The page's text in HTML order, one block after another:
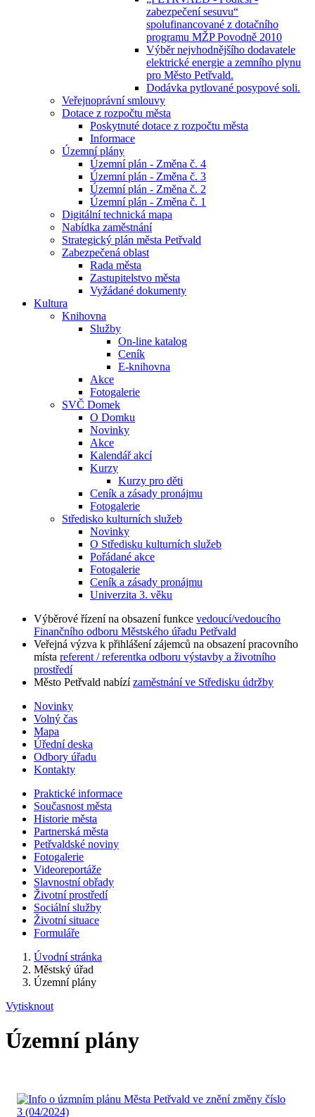
zabezpečení sesuvu“
spolufinancované z dotačního
programu MŽP Povodně 2010
Výběr nejvhodnějšího dodavatele
elektrické energie a zemního plynu
pro Město Petřvald.
Dodávka pytlované posypové soli.
Veřejnoprávní smlouvy
Dotace z rozpočtu města
Poskytnuté dotace z rozpočtu města
Informace
Územní plány
Územní plán - Změna č. 4
Územní plán - Změna č. 3
Územní plán - Změna č. 2
Územní plán - Změna č. 1
Digitální technická mapa
Nabídka zaměstnání
Strategický plán města Petřvald
Zabezpečená oblast
Rada města
Zastupitelstvo města
Vyžádané dokumenty
Kultura
Knihovna
Služby
On-line katalog
Ceník
E-knihovna
Akce
Fotogalerie
SVČ Domek
O Domku
Novinky
Akce
Kalendář akcí
Kurzy
Kurzy pro děti
Ceník a zásady pronájmu
Fotogalerie
Středisko kulturních služeb
Novinky
O Středisku kulturních služeb
Pořádané akce
Fotogalerie
Ceník a zásady pronájmu
Univerzita 3. věku
Výběrové řízení na obsazení funkce vedoucí/vedoucího
Finančního odboru Městského úřadu Petřvald
Veřejná výzva k přihlášení zájemců na obsazení pracovního
místa referent / referentka odboru výstavby a životního
prostředí
Město Petřvald nabízízaměstnání ve Středisku údržby
Novinky
Volný čas
Mapa
Úřední deska
Odbory úřadu
Kontakty
Praktické informace
Současnost města
Historie města
Partnerská města
Petřvaldské noviny
Fotogalerie
Videoreportáže
Slavnostní obřady
Životní prostředí
Sociální služby
Životní situace
Formuláře
Úvodní stránka
Městský úřad
Územní plány
Vytisknout
Územní plány